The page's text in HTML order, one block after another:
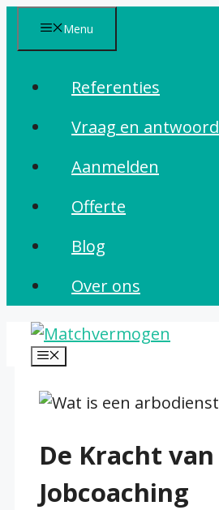
inhoud
Menu
Referenties
Vraag en antwoord
Aanmelden
Offerte
Blog
Over ons
De Kracht van
Jobcoaching